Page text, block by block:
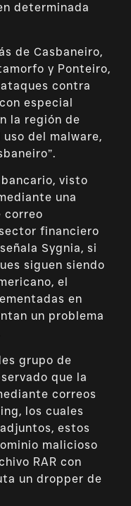
determinada
de Casbaneiro,
y Ponteiro,
contra
especial
la región de
del malware,
visto
una
correo
financiero
Sygnia, si
siguen siendo
el
en
un problema
grupo de
que la
correos
los cuales
estos
malicioso
RAR con
un dropper de